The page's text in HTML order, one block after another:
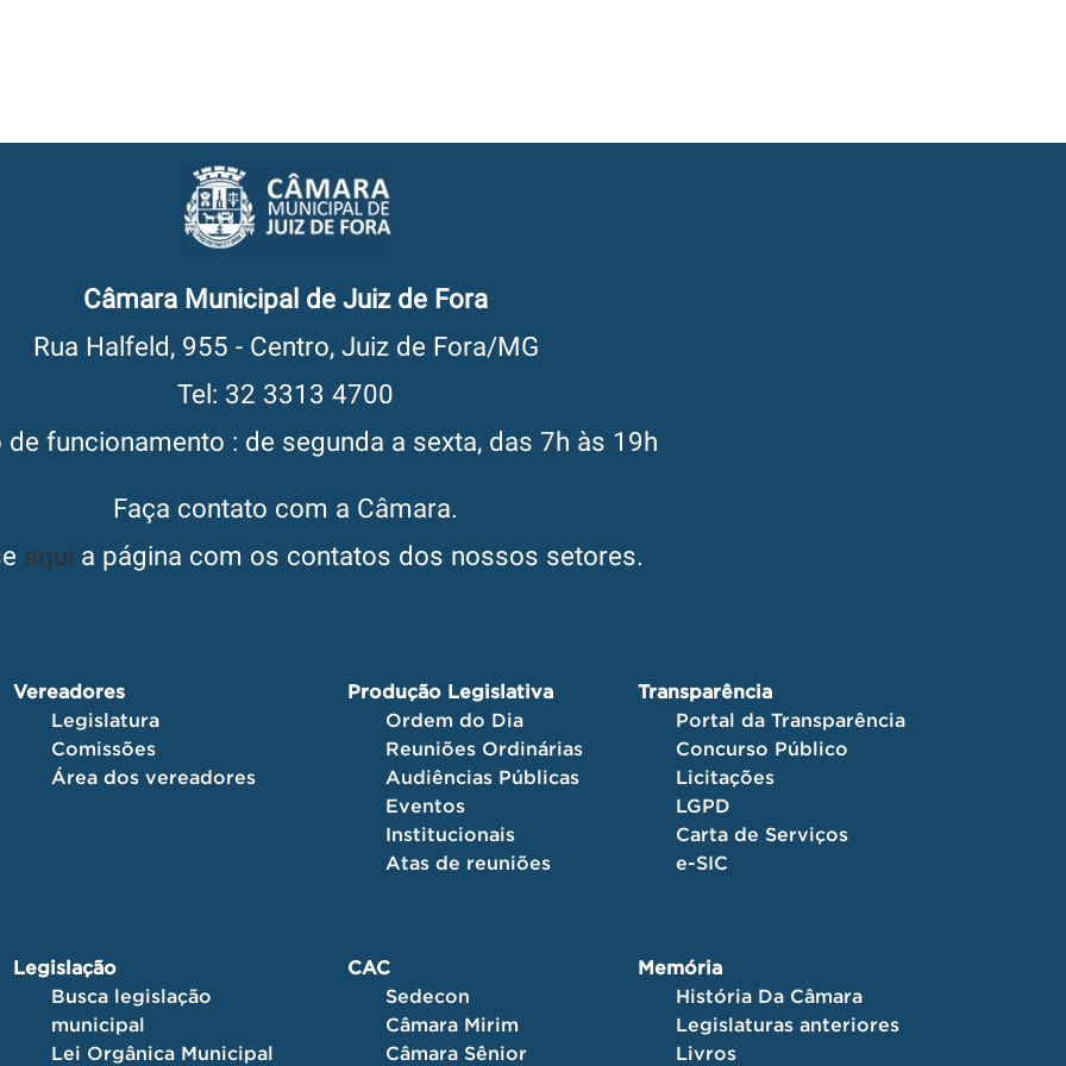
Câmara Municipal de Juiz de Fora
Rua Halfeld, 955 - Centro, Juiz de Fora/MG
Tel: 32 3313 4700
de funcionamento : de segunda a sexta, das 7h às 19h
Faça contato com a Câmara.
aqui a página com os contatos dos nossos setores.
Vereadores
Legislatura
Comissões
Área dos vereadores
Produção Legislativa
Ordem do Dia
Reuniões Ordinárias
Audiências Públicas
Eventos
Institucionais
Atas de reuniões
Transparência
Portal da Transparência
Concurso Público
Licitações
LGPD
Carta de Serviços
e-SIC
Legislação
Busca legislação
municipal
Lei Orgânica Municipal
CAC
Sedecon
Câmara Mirim
Câmara Sênior
Memória
História Da Câmara
Legislaturas anteriores
Livros